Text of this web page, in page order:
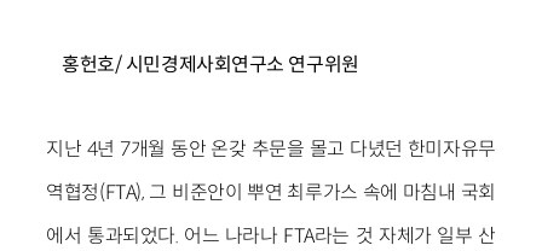
홍헌호/ 시민경제사회연구소 연구위원
지난 4년 7개월 동안 온갖 추문을 몰고 다녔던 한미자유무
역협정(FTA), 그 비준안이 뿌연 최루가스 속에 마침내 국회
에서 통과되었다. 어느 나라나 FTA라는 것 자체가 일부 산